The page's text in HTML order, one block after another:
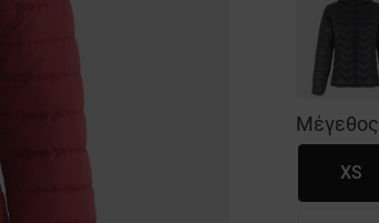
Μέγεθος
XS